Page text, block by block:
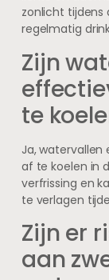
zonlicht tijdens
regelmatig
Zijn
te
Ja,
af te koelen in
verfrissing en
te verlagen
Zijn er
aan